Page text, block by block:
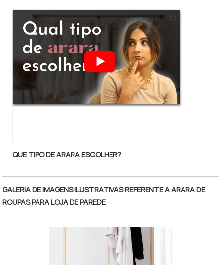
QUE TIPO DE ARARA ESCOLHER?
GALERIA DE IMAGENS ILUSTRATIVAS REFERENTE A ARARA DE
ROUPAS PARA LOJA DE PAREDE